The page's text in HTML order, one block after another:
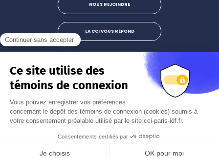
NOUS REJOINDRE
LA CCI VOUS RÉPOND
Instagram
S'abonner à la newsletter